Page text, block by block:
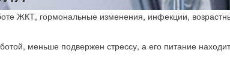
ЖКТ, гормональные изменения, инфекции,
меньше подвержен стрессу, а его питание